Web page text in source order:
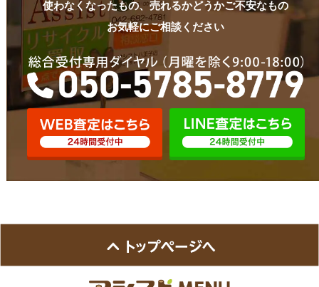
使わなくなったもの、売れるかどうかご不安なもの
お気軽にご相談ください